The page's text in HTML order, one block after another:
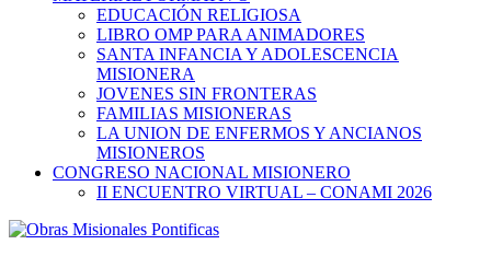
EDUCACIÓN RELIGIOSA
LIBRO OMP PARA ANIMADORES
SANTA INFANCIA Y ADOLESCENCIA
MISIONERA
JOVENES SIN FRONTERAS
FAMILIAS MISIONERAS
LA UNION DE ENFERMOS Y ANCIANOS
MISIONEROS
CONGRESO NACIONAL MISIONERO
II ENCUENTRO VIRTUAL – CONAMI 2026